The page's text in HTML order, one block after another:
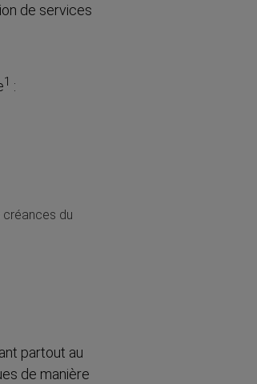
de services
1 :
du
partout au
de manière